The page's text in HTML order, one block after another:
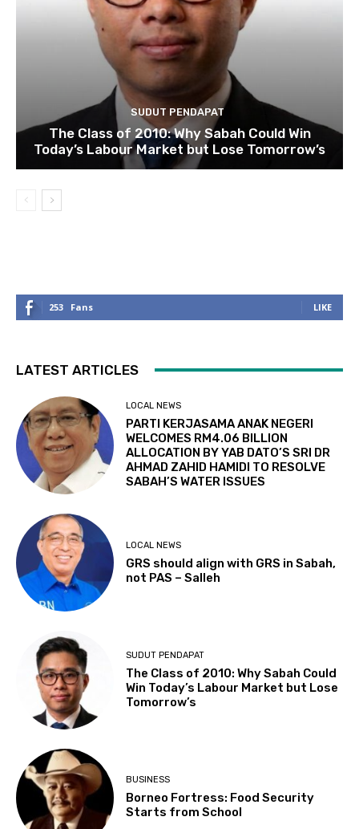
SUDUT PENDAPAT
The Class of 2010: Why Sabah Could Win
Today’s Labour Market but Lose Tomorrow’s
253 Fans LIKE
LATEST ARTICLES
LOCAL NEWS
PARTI KERJASAMA ANAK NEGERI
WELCOMES RM4.06 BILLION
ALLOCATION BY YAB DATO’S SRI DR
AHMAD ZAHID HAMIDI TO RESOLVE
SABAH’S WATER ISSUES
LOCAL NEWS
GRS should align with GRS in Sabah,
not PAS – Salleh
SUDUT PENDAPAT
The Class of 2010: Why Sabah Could
Win Today’s Labour Market but Lose
Tomorrow’s
BUSINESS
Borneo Fortress: Food Security
Starts from School